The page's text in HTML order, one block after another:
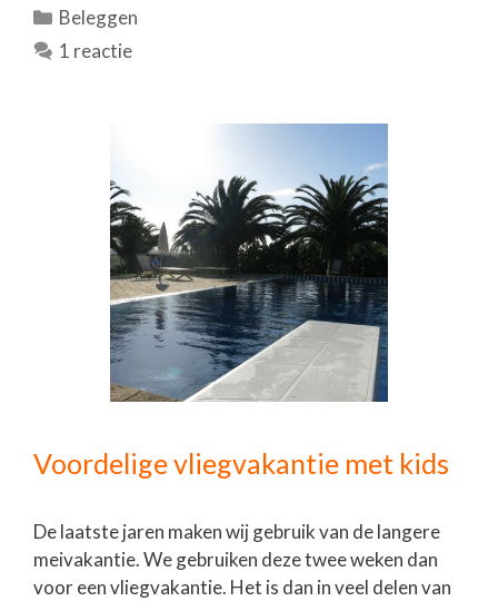
Categorieën
Beleggen
1 reactie
Voordelige vliegvakantie met kids
De laatste jaren maken wij gebruik van de langere
meivakantie. We gebruiken deze twee weken dan
voor een vliegvakantie. Het is dan in veel delen van